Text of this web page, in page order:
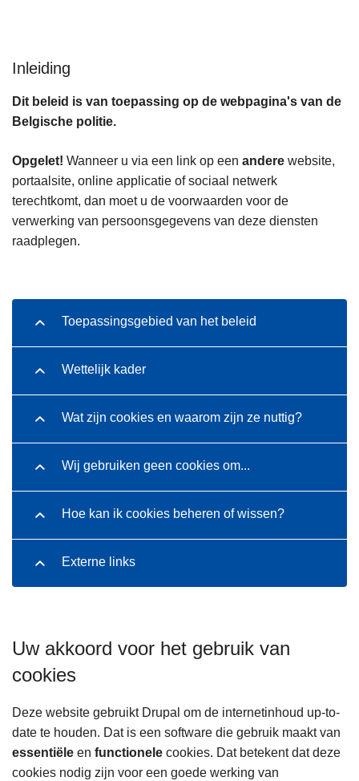
Inleiding
Dit beleid is van toepassing op de webpagina's van de
Belgische politie.
Opgelet! Wanneer u via een link op een andere website,
portaalsite, online applicatie of sociaal netwerk
terechtkomt, dan moet u de voorwaarden voor de
verwerking van persoonsgegevens van deze diensten
raadplegen.
Toepassingsgebied van het beleid
Wettelijk kader
Wat zijn cookies en waarom zijn ze nuttig?
Wij gebruiken geen cookies om...
Hoe kan ik cookies beheren of wissen?
Externe links
Uw akkoord voor het gebruik van
cookies
Deze website gebruikt Drupal om de internetinhoud up-to-
date te houden. Dat is een software die gebruik maakt van
essentiële en functionele cookies. Dat betekent dat deze
cookies nodig zijn voor een goede werking van